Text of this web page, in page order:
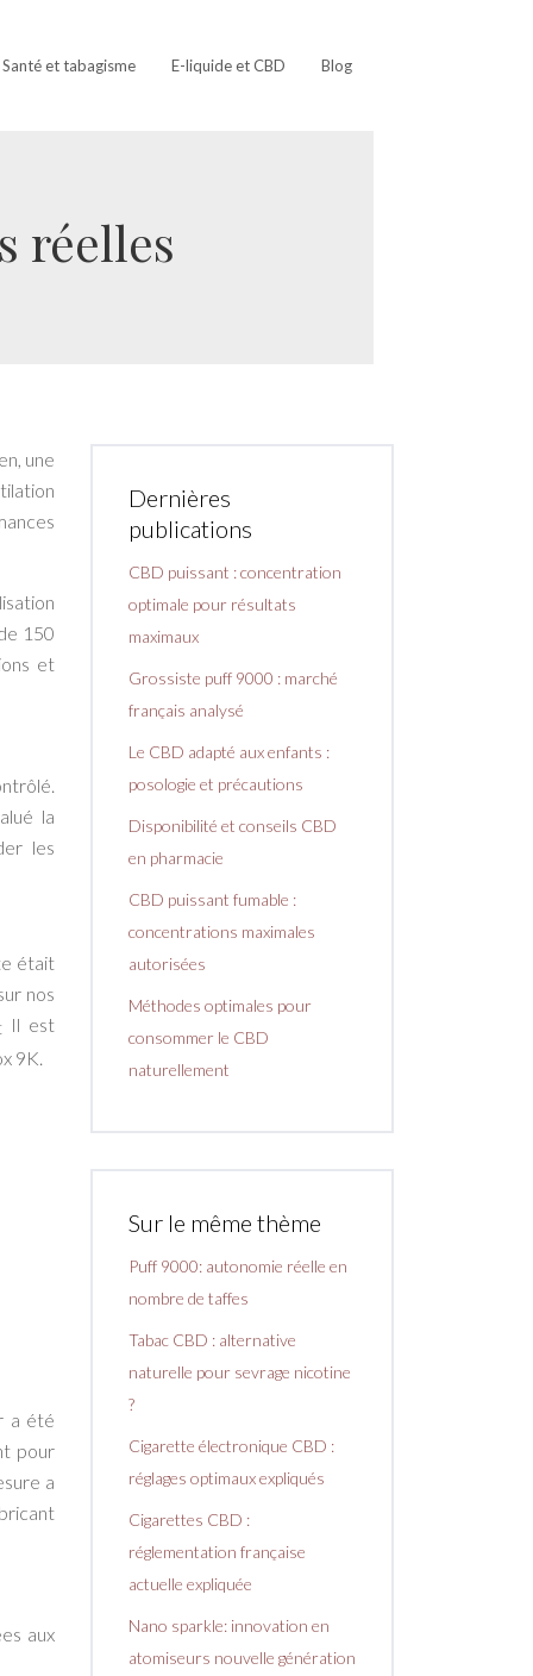
Santé et tabagisme E-liquide et CBD Blog
réelles
une
150
et
la
les
était
nos
Il est
9K.
a été
pour
a
aux
Dernières
publications
CBD puissant : concentration
optimale pour résultats
maximaux
Grossiste puff 9000 : marché
français analysé
Le CBD adapté aux enfants :
posologie et précautions
Disponibilité et conseils CBD
en pharmacie
CBD puissant fumable :
concentrations maximales
autorisées
Méthodes optimales pour
consommer le CBD
naturellement
Sur le même thème
Puff 9000: autonomie réelle en
nombre de taffes
Tabac CBD : alternative
naturelle pour sevrage nicotine
?
Cigarette électronique CBD :
réglages optimaux expliqués
Cigarettes CBD :
réglementation française
actuelle expliquée
Nano sparkle: innovation en
atomiseurs nouvelle génération